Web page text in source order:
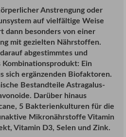
Anstrengung oder
auf vielfältige Weise
dann besonders von einer
mit gezielten Nährstoffen.
abgestimmtes und
Ein
sich ergänzenden Biofaktoren.
Bestandteile Astragalus-
Darüber hinaus
5 Bakterienkulturen für die
Mikronährstoffe Vitamin
Vitamin D3, Selen und Zink.